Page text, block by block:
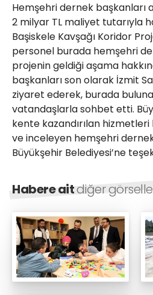
Hemşehri dernek başkanları
2 milyar TL maliyet tutarıyla
Başiskele Kavşağı Koridor
personel burada hemşehri
projenin geldiği aşama
başkanları son olarak İzmit
ziyaret ederek, burada
vatandaşlarla sohbet etti.
kente kazandırılan
ve inceleyen hemşehri
Büyükşehir Belediyesi’ne
Habere aitdiğer